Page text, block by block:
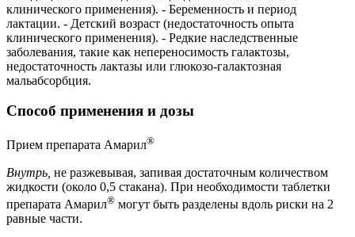
клинического применения). - Беременность и период
лактации. - Детский возраст (недостаточность опыта
клинического применения). - Редкие наследственные
заболевания, такие как непереносимость галактозы,
недостаточность лактазы или глюкозо-галактозная
мальабсорбция.
Способ применения и дозы
Прием препарата Амарил®
Внутрь, не разжевывая, запивая достаточным количеством
жидкости (около 0,5 стакана). При необходимости таблетки
препарата Амарил® могут быть разделены вдоль риски на 2
равные части.